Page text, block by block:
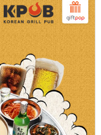
ĐĂNG KÝ